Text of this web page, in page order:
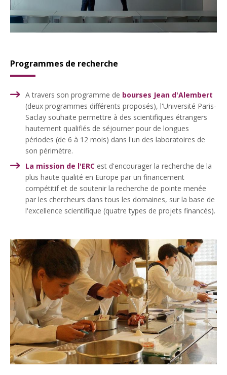
Programmes de recherche
A travers son programme de bourses Jean d'Alembert
(deux programmes différents proposés), l'Université Paris-
Saclay souhaite permettre à des scientifiques étrangers
hautement qualifiés de séjourner pour de longues
périodes (de 6 à 12 mois) dans l'un des laboratoires de
son périmètre.
La mission de l'ERC est d'encourager la recherche de la
plus haute qualité en Europe par un financement
compétitif et de soutenir la recherche de pointe menée
par les chercheurs dans tous les domaines, sur la base de
l'excellence scientifique (quatre types de projets financés).